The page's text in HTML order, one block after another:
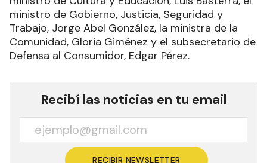
ministro de Gobierno, Justicia, Seguridad y
Trabajo, Jorge Abel González, la ministra de la
Comunidad, Gloria Giménez y el subsecretario de
Defensa al Consumidor, Edgar Pérez.
Recibí las noticias en tu email
RECIBIR NEWSLETTER